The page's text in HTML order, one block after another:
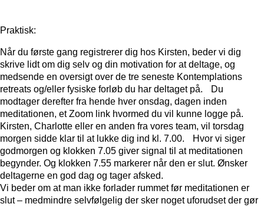
Praktisk:
Når du første gang registrerer dig hos Kirsten, beder vi dig
skrive lidt om dig selv og din motivation for at deltage, og
medsende en oversigt over de tre seneste Kontemplations
retreats og/eller fysiske forløb du har deltaget på. Du
modtager derefter fra hende hver onsdag, dagen inden
meditationen, et Zoom link hvormed du vil kunne logge på.
Kirsten, Charlotte eller en anden fra vores team, vil torsdag
morgen sidde klar til at lukke dig ind kl. 7.00. Hvor vi siger
godmorgen og klokken 7.05 giver signal til at meditationen
begynder. Og klokken 7.55 markerer når den er slut. Ønsker
deltagerne en god dag og tager afsked.
Vi beder om at man ikke forlader rummet før meditationen er
slut – medmindre selvfølgelig der sker noget uforudset der gør